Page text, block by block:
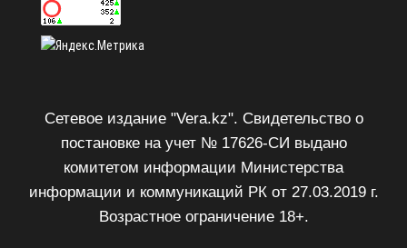
Сетевое издание "Vera.kz". Свидетельство о
постановке на учет № 17626-СИ выдано
комитетом информации Министерства
информации и коммуникаций РК от 27.03.2019 г.
Возрастное ограничение 18+.